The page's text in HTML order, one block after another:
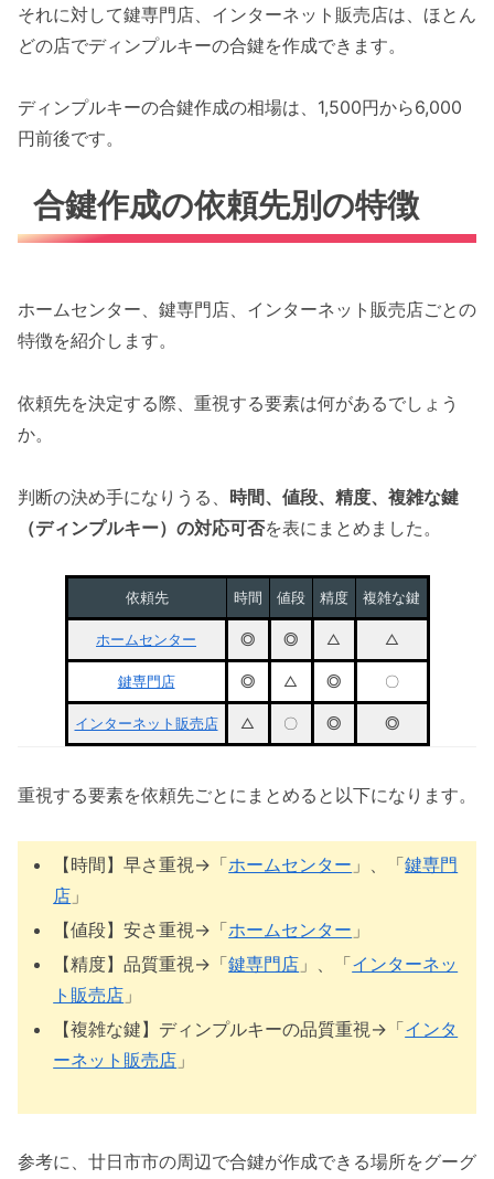
それに対して鍵専門店、インターネット販売店は、ほとん
どの店でディンプルキーの合鍵を作成できます。
ディンプルキーの合鍵作成の相場は、1,500円から6,000
円前後です。
合鍵作成の依頼先別の特徴
ホームセンター、鍵専門店、インターネット販売店ごとの
特徴を紹介します。
依頼先を決定する際、重視する要素は何があるでしょう
か。
判断の決め手になりうる、 時間、値段、精度、複雑な鍵
（ディンプルキー）の対応可否を表にまとめました。
依頼先 時間 値段 精度 複雑な鍵
ホームセンター ◎ ◎ △ △
鍵専門店 ◎ △ ◎ 〇
インターネット販売店 △ 〇 ◎ ◎
重視する要素を依頼先ごとにまとめると以下になります。
【時間】早さ重視→「ホームセンター 」、「鍵専門
店 」
【値段】安さ重視→「ホームセンター 」
【精度】品質重視→「鍵専門店 」、「インターネッ
ト販売店 」
【複雑な鍵】ディンプルキーの品質重視→「インタ
ーネット販売店 」
参考に、廿日市市の周辺で合鍵が作成できる場所をグーグ